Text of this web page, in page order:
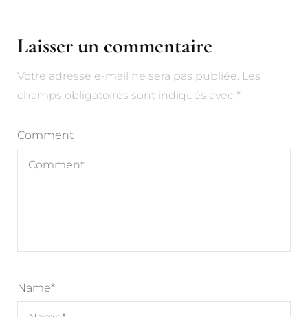
Laisser un commentaire
Votre adresse e-mail ne sera pas publiée. Les
champs obligatoires sont indiqués avec *
Comment
Name*
Alternative: